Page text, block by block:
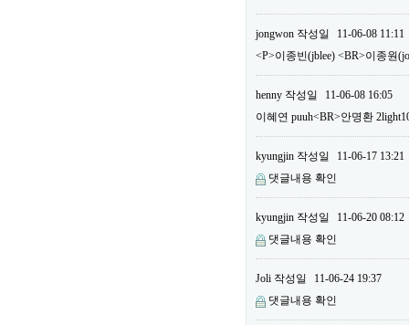
jongwon 작성일
11-06-08 11:11
<P>이종빈(jblee) <BR>이종원
henny 작성일
11-06-08 16:05
이혜연 puuh<BR>안명환
kyungjin 작성일
11-06-17 13:21
댓글내용 확인
kyungjin 작성일
11-06-20 08:12
댓글내용 확인
Joli 작성일
11-06-24 19:37
댓글내용 확인